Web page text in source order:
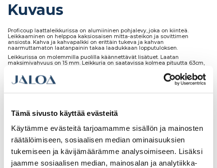
Tämä sivusto käyttää evästeitä
Käytämme evästeitä tarjoamamme sisällön ja mainosten
räätälöimiseen, sosiaalisen median ominaisuuksien
tukemiseen ja kävijämäärämme analysoimiseen. Lisäksi
jaamme sosiaalisen median, mainosalan ja analytiikka-
Kuvaus
Proficoup laattaleikkurissa on alumiininen pohjalevy, joka on kiinteä.
Leikkaaminen on helppoa kaksiosaisen mitta-asteikon ja sovittimen
ansiosta. Kahva ja kahvapalkki on erittäin tukeva ja kahvan
naarmuttamaton laatanpainin takaa laadukkaan lopputuloksen.
Leikkurissa on molemmilla puolilla käännettävät lisätuet. Laatan
maksimivahvuus on 15 mm. Leikkuria on saatavissa kolmea pituutta 63cm,
Tutustu myös